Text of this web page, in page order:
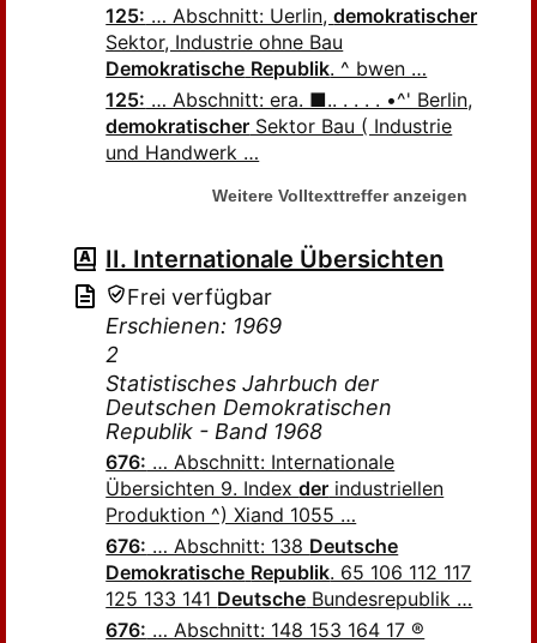
125: … Abschnitt: Uerlin,demokratischer
Sektor, Industrie ohne Bau
Demokratische Republik. ^ bwen …
125: … Abschnitt: era. ■.. . . . . •^' Berlin,
demokratischer Sektor Bau ( Industrie
und Handwerk …
Weitere Volltexttreffer anzeigen
II. Internationale Übersichten
Frei verfügbar
Erschienen: 1969
2
Statistisches Jahrbuch der
Deutschen Demokratischen
Republik - Band 1968
676: … Abschnitt: Internationale
Übersichten 9. Indexder industriellen
Produktion ^) Xiand 1055 …
676: … Abschnitt: 138 Deutsche
Demokratische Republik. 65 106 112 117
125 133 141 Deutsche Bundesrepublik …
676: … Abschnitt: 148 153 164 17 ®